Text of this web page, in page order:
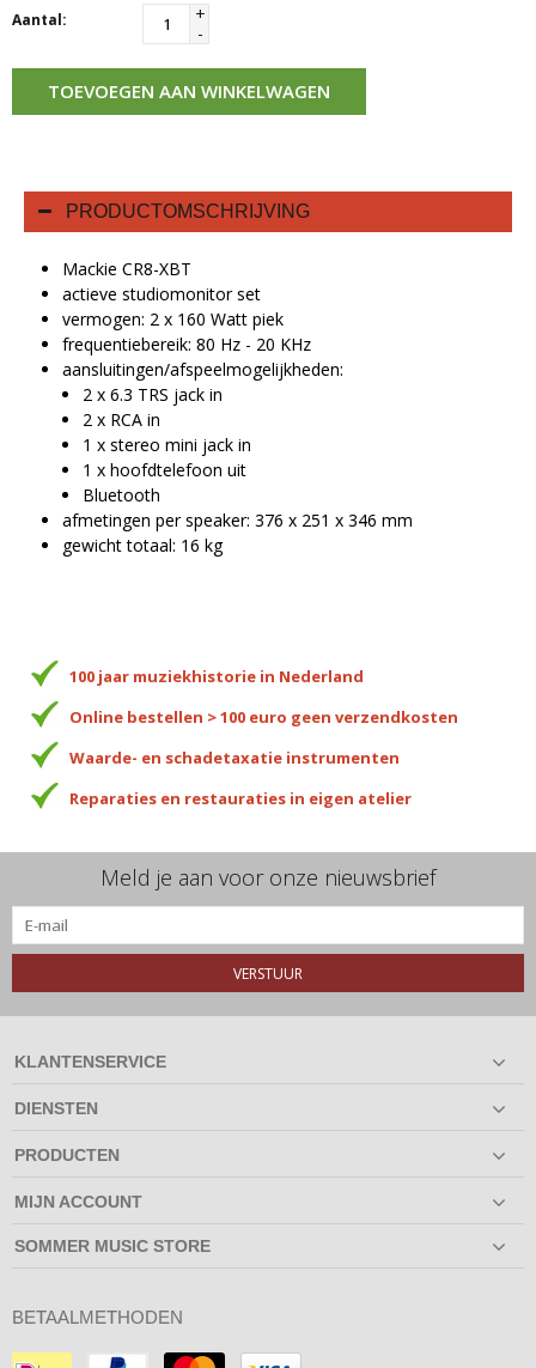
Aantal:
+
-
TOEVOEGEN AAN WINKELWAGEN
PRODUCTOMSCHRIJVING
Mackie CR8-XBT
actieve studiomonitor set
vermogen: 2 x 160 Watt piek
frequentiebereik: 80 Hz - 20 KHz
aansluitingen/afspeelmogelijkheden:
2 x 6.3 TRS jack in
2 x RCA in
1 x stereo mini jack in
1 x hoofdtelefoon uit
Bluetooth
afmetingen per speaker: 376 x 251 x 346 mm
gewicht totaal: 16 kg
100 jaar muziekhistorie in Nederland
Online bestellen > 100 euro geen verzendkosten
Waarde- en schadetaxatie instrumenten
Reparaties en restauraties in eigen atelier
Meld je aan voor onze nieuwsbrief
VERSTUUR
KLANTENSERVICE
DIENSTEN
PRODUCTEN
MIJN ACCOUNT
SOMMER MUSIC STORE
BETAALMETHODEN